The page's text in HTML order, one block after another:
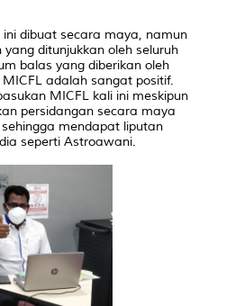
dibuat secara maya, namun
ditunjukkan oleh seluruh
balas yang diberikan oleh
adalah sangat positif.
MICFL kali ini meskipun
persidangan secara maya
mendapat liputan
seperti Astroawani.